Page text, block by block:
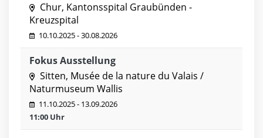
Chur, Kantonsspital Graubünden -
Kreuzspital
10.10.2025 - 30.08.2026
Fokus Ausstellung
Sitten, Musée de la nature du Valais /
Naturmuseum Wallis
11.10.2025 - 13.09.2026
11:00 Uhr